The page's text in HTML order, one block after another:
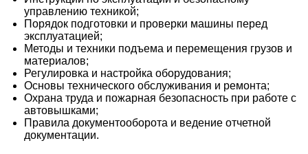
управлению техникой;
Порядок подготовки и проверки машины перед
эксплуатацией;
Методы и техники подъема и перемещения грузов и
материалов;
Регулировка и настройка оборудования;
Основы технического обслуживания и ремонта;
Охрана труда и пожарная безопасность при работе с
автовышками;
Правила документооборота и ведение отчетной
документации.